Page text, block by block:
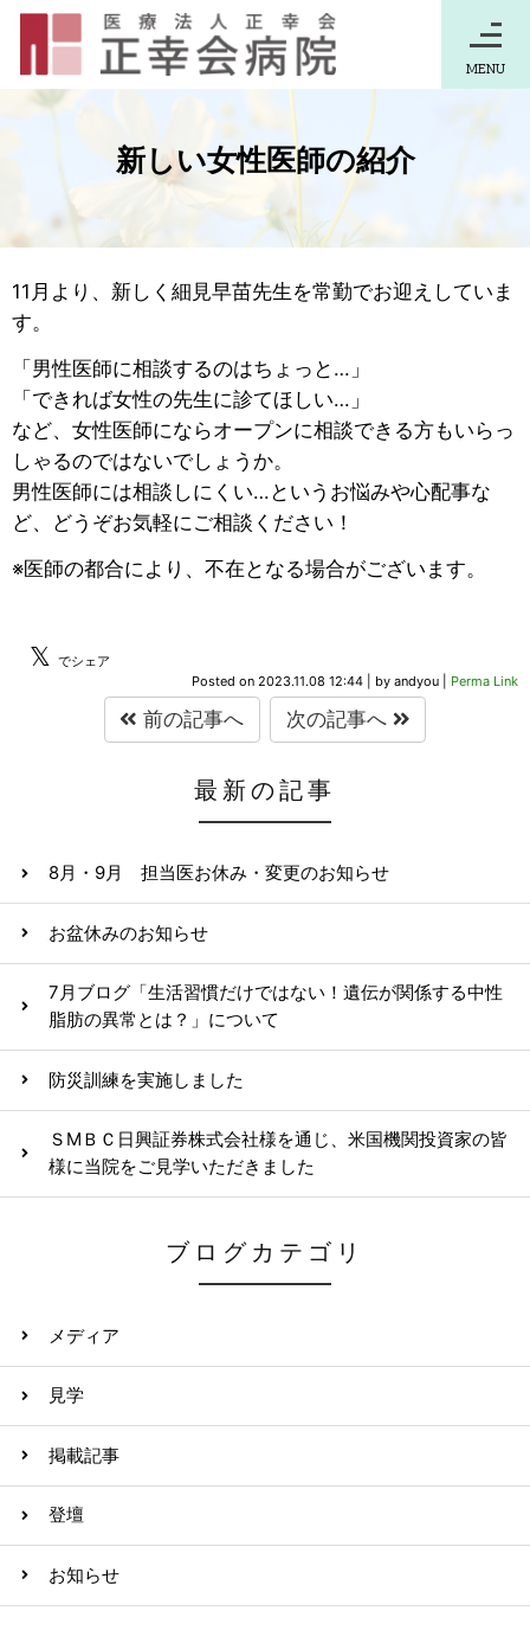
MENU
新しい女性医師の紹介
11月より、新しく細見早苗先生を常勤でお迎えしていま
す。
「男性医師に相談するのはちょっと…」
「できれば女性の先生に診てほしい…」
など、女性医師にならオープンに相談できる方もいらっ
しゃるのではないでしょうか。
男性医師には相談しにくい…というお悩みや心配事な
ど、どうぞお気軽にご相談ください！
※医師の都合により、不在となる場合がございます。
𝕏 でシェア
Posted on 2023.11.08 12:44 by andyou Perma Link
前の記事へ 次の記事へ
最新の記事
8月・9月 担当医お休み・変更のお知らせ
お盆休みのお知らせ
7月ブログ「生活習慣だけではない！遺伝が関係する中性
脂肪の異常とは？」について
防災訓練を実施しました
ＳМＢＣ日興証券株式会社様を通じ、米国機関投資家の皆
様に当院をご見学いただきました
ブログカテゴリ
メディア
見学
掲載記事
登壇
お知らせ